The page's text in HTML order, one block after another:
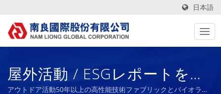
日本語
屋外活動 / ESGレポートを持
アウトドア活動50年以上の高性能技術ファブリックとバイオラバ